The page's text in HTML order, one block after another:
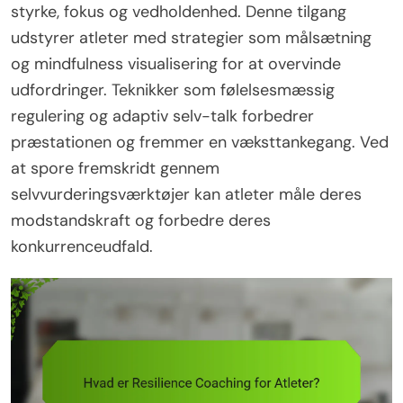
styrke, fokus og vedholdenhed. Denne tilgang
udstyrer atleter med strategier som målsætning
og mindfulness visualisering for at overvinde
udfordringer. Teknikker som følelsesmæssig
regulering og adaptiv selv-talk forbedrer
præstationen og fremmer en væksttankegang. Ved
at spore fremskridt gennem
selvvurderingsværktøjer kan atleter måle deres
modstandskraft og forbedre deres
konkurrenceudfald.